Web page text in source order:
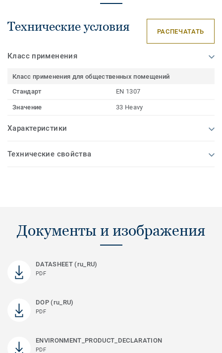
Технические условия РАСПЕЧАТАТЬ
Класс применения
Класс применения для общественных помещений
Стандарт
EN 1307
Значение 33 Heavy
Характеристики
Технические свойства
Документы и изображения
DATASHEET (ru_RU)
PDF
DOP (ru_RU)
PDF
ENVIRONMENT_PRODUCT_DECLARATION
PDF